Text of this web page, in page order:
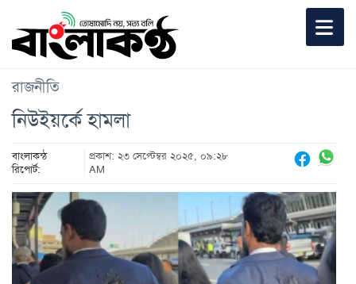
রাজনীতি
নিউইয়র্কে হামলা
বাংলাকন্ঠ
রিপোর্ট:
প্রকাশ: ২৩ সেপ্টেম্বর ২০২৫, ০৯:২৮
AM